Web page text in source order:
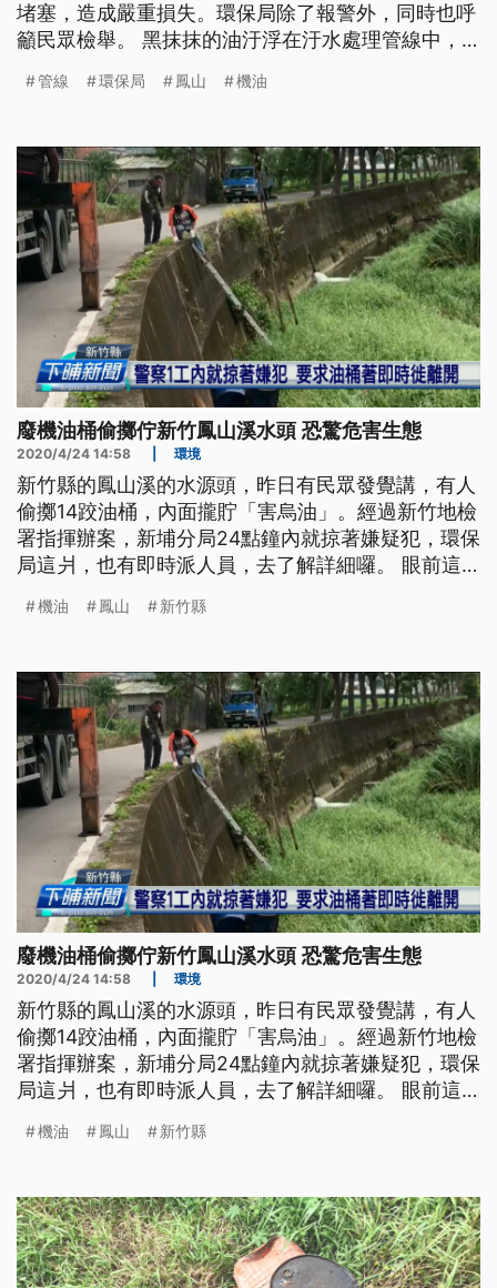
堵塞，造成嚴重損失。環保局除了報警外，同時也呼
籲民眾檢舉。 黑抹抹的油汙浮在汙水處理管線中，
到水面上吸油，才能清除。高市水利局副局長梁錦淵
高）的值大概在150。那我們廠的設計上限在500，
那一陣子有發現800，這個
管線 環保局 鳳山 機油
廢機油桶偷擲佇新竹鳳山溪水頭 恐驚危害生態
2020/4/24 14:58 環境
新竹縣的鳳山溪的水源頭，昨日有民眾發覺講，有人
偷擲14跤油桶，內面攏貯「害烏油」。經過新竹地檢
署指揮辦案，新埔分局24點鐘內就掠著嫌疑犯，環保
局這爿，也有即時派人員，去了解詳細囉。 眼前這
埔鎮鳳山溪近日被早起運動民眾發現被偷倒廢棄油
警方獲報後透過追查監視器畫面，迅速鎖定1輛自小
貨車涉嫌重大，且確認是桃園市
機油 鳳山 新竹縣
廢機油桶偷擲佇新竹鳳山溪水頭 恐驚危害生態
2020/4/24 14:58 環境
新竹縣的鳳山溪的水源頭，昨日有民眾發覺講，有人
偷擲14跤油桶，內面攏貯「害烏油」。經過新竹地檢
署指揮辦案，新埔分局24點鐘內就掠著嫌疑犯，環保
局這爿，也有即時派人員，去了解詳細囉。 眼前這
埔鎮鳳山溪近日被早起運動民眾發現被偷倒廢棄油
警方獲報後透過追查監視器畫面，迅速鎖定1輛自小
貨車涉嫌重大，且確認是桃園市
機油 鳳山 新竹縣